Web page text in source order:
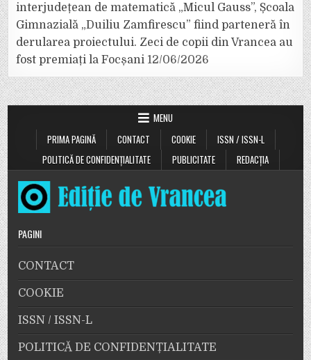
interjudețean de matematică „Micul Gauss”, Școala
Gimnazială „Duiliu Zamfirescu” fiind parteneră în
derularea proiectului. Zeci de copii din Vrancea au
fost premiați la Focșani 12/06/2026
MENU
PRIMA PAGINĂ
CONTACT COOKIE
ISSN / ISSN-L
POLITICĂ DE CONFIDENȚIALITATE
PUBLICITATE REDACȚIA
PAGINI
CONTACT
COOKIE
ISSN / ISSN-L
POLITICĂ DE CONFIDENȚIALITATE